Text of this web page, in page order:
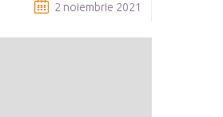
2 noiembrie 2021